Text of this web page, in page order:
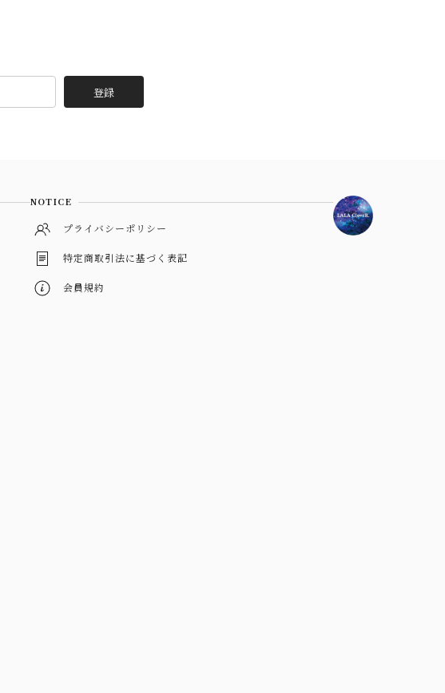
登録
NOTICE
プライバシーポリシー
特定商取引法に基づく表記
会員規約